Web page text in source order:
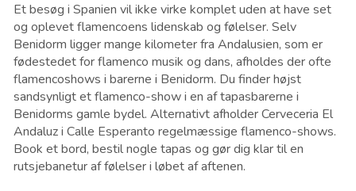
Et besøg i Spanien vil ikke virke komplet uden at have set
og oplevet flamencoens lidenskab og følelser. Selv
Benidorm ligger mange kilometer fra Andalusien, som er
fødestedet for flamenco musik og dans, afholdes der ofte
flamencoshows i barerne i Benidorm. Du finder højst
sandsynligt et flamenco-show i en af ​​tapasbarerne i
Benidorms gamle bydel. Alternativt afholder Cerveceria El
Andaluz i Calle Esperanto regelmæssige flamenco-shows.
Book et bord, bestil nogle tapas og gør dig klar til en
rutsjebanetur af følelser i løbet af aftenen.